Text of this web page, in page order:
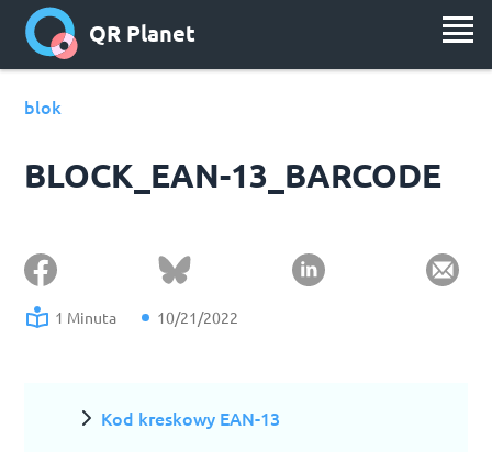
QR Planet
blok
BLOCK_EAN-13_BARCODE
1 Minuta 10/21/2022
Kod kreskowy EAN-13